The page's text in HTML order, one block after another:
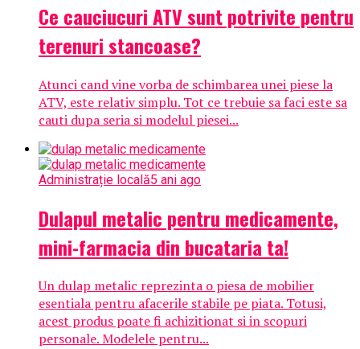
Ce cauciucuri ATV sunt potrivite pentru
terenuri stancoase?
Atunci cand vine vorba de schimbarea unei piese la
ATV, este relativ simplu. Tot ce trebuie sa faci este sa
cauti dupa seria si modelul piesei...
Administrație locală5 ani ago
Dulapul metalic pentru medicamente,
mini-farmacia din bucataria ta!
Un dulap metalic reprezinta o piesa de mobilier
esentiala pentru afacerile stabile pe piata. Totusi,
acest produs poate fi achizitionat si in scopuri
personale. Modelele pentru...